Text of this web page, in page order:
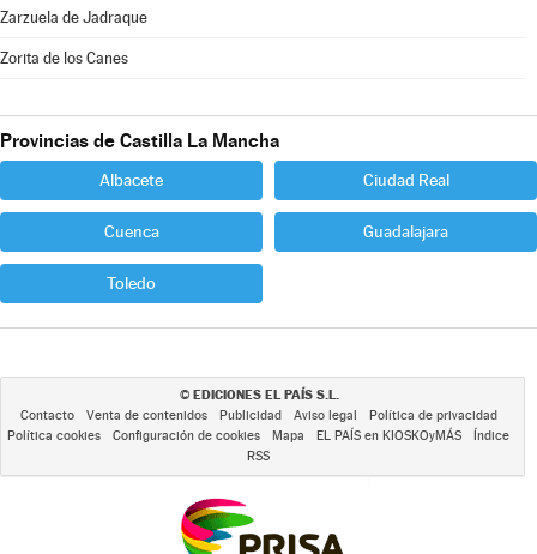
Zarzuela de Jadraque
Zorita de los Canes
Provincias de Castilla La Mancha
Albacete Ciudad Real
Cuenca Guadalajara
Toledo
© EDICIONES EL PAÍS S.L.
Contacto Venta de contenidos Publicidad Aviso legal
Política de privacidad
Política cookies
Configuración de cookies Mapa EL PAÍS en KIOSKOyMÁS
Índice
RSS